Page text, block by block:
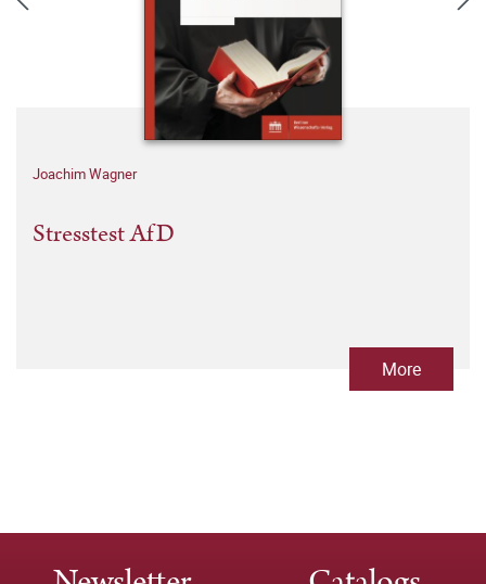
Joachim Wagner
Stresstest AfD
More